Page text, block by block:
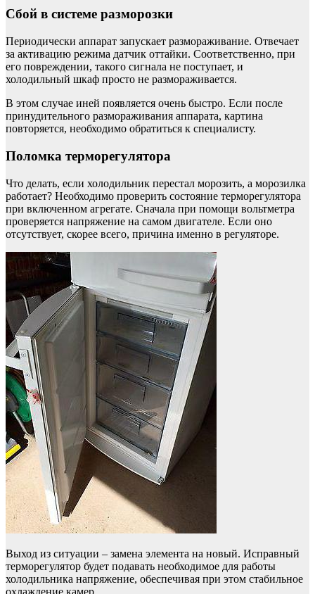
Сбой в системе разморозки
Периодически аппарат запускает размораживание. Отвечает
за активацию режима датчик оттайки. Соответственно, при
его повреждении, такого сигнала не поступает, и
холодильный шкаф просто не размораживается.
В этом случае иней появляется очень быстро. Если после
принудительного размораживания аппарата, картина
повторяется, необходимо обратиться к специалисту.
Поломка терморегулятора
Что делать, если холодильник перестал морозить, а морозилка
работает? Необходимо проверить состояние терморегулятора
при включенном агрегате. Сначала при помощи вольтметра
проверяется напряжение на самом двигателе. Если оно
отсутствует, скорее всего, причина именно в регуляторе.
Выход из ситуации – замена элемента на новый. Исправный
терморегулятор будет подавать необходимое для работы
холодильника напряжение, обеспечивая при этом стабильное
охлаждение камер.